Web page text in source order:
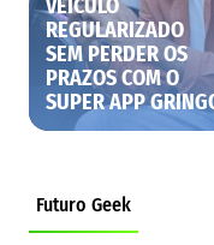
VEÍCULO
REGULARIZADO
SEM PERDER OS
PRAZOS COM O
SUPER APP
Futuro Geek
JOGOS